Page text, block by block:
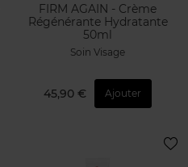
FIRM AGAIN - Crème
Régénérante Hydratante
50ml
Soin Visage
45,90 € Ajouter